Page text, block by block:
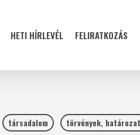
HETI HÍRLEVÉL FELIRATKOZÁS
társadalom törvények,